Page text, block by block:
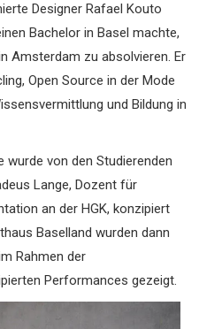
Designer Rafael Kouto
Bachelor in Basel machte,
Amsterdam zu absolvieren. Er
Open Source in der Mode
und Bildung in
wurde von den Studierenden
Lange, Dozent für
an der HGK, konzipiert
Baselland wurden dann
Rahmen der
Performances gezeigt.